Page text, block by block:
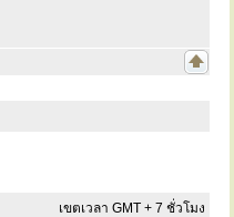
เขตเวลา GMT + 7 ชั่วโมง